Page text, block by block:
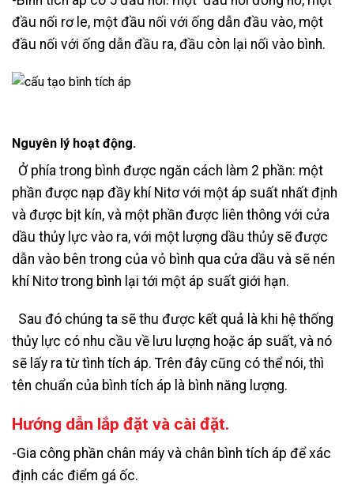
đầu nối rơ le, một đầu nối với ống dẫn đầu vào, một
đầu nối với ống dẫn đầu ra, đầu còn lại nối vào bình.
Nguyên lý hoạt động.
Ở phía trong bình được ngăn cách làm 2 phần: một
phần được nạp đầy khí Nitơ với một áp suất nhất định
và được bịt kín, và một phần được liên thông với cửa
dầu thủy lực vào ra, với một lượng dầu thủy sẽ được
dẫn vào bên trong của vỏ bình qua cửa dầu và sẽ nén
khí Nitơ trong bình lại tới một áp suất giới hạn.
Sau đó chúng ta sẽ thu được kết quả là khi hệ thống
thủy lực có nhu cầu về lưu lượng hoặc áp suất, và nó
sẽ lấy ra từ tình tích áp. Trên đây cũng có thể nói, thì
tên chuẩn của bình tích áp là bình năng lượng.
Hướng dẫn lắp đặt và cài đặt.
-Gia công phần chân máy và chân bình tích áp để xác
định các điểm gá ốc.